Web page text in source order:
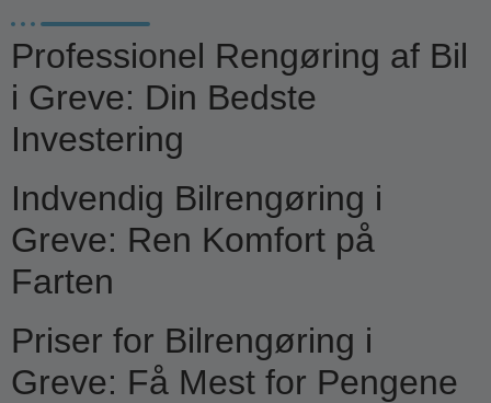
Professionel Rengøring af Bil
i Greve: Din Bedste
Investering
Indvendig Bilrengøring i
Greve: Ren Komfort på
Farten
Priser for Bilrengøring i
Greve: Få Mest for Pengene